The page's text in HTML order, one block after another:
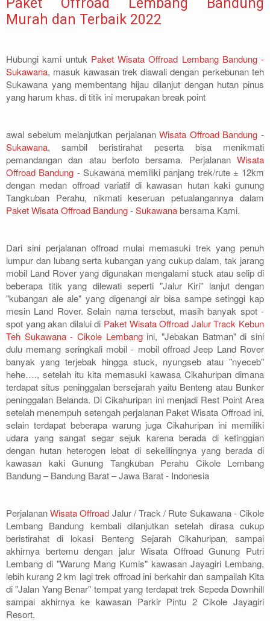
Murah dan Terbaik 2022
Hubungi kami untuk Paket Wisata Offroad Lembang Bandung -
Sukawana, masuk kawasan trek diawali dengan perkebunan teh
Sukawana yang membentang hijau dilanjut dengan hutan pinus
yang harum khas. di titik ini merupakan break point
awal sebelum melanjutkan perjalananWisata Offroad Bandung -
Sukawana, sambil beristirahat peserta bisa menikmati
pemandangan dan atau berfoto bersama. Perjalanan Wisata
Offroad Bandung - Sukawana memiliki panjang trek/rute ± 12km
dengan medan offroad variatif di kawasan hutan kaki gunung
Tangkuban Perahu, nikmati keseruan petualangannya dalam
Paket Wisata Offroad Bandung - Sukawanabersama Kami.
Dari sini perjalanan offroad mulai memasuki trek yang penuh
lumpur dan lubang serta kubangan yang cukup dalam, tak jarang
mobil Land Rover yang digunakan mengalami stuck atau selip di
beberapa titik yang dilewati seperti "Jalur Kiri" lanjut dengan
"kubangan ale ale" yang digenangi air bisa sampe setinggi kap
mesin Land Rover. Selain nama tersebut, masih banyak spot -
spot yang akan dilalui di Paket Wisata Offroad Jalur Track Kebun
Teh Sukawana - Cikole Lembangini, "Jebakan Batman" di sini
dulu memang seringkali mobil - mobil offroad Jeep Land Rover
banyak yang terjebak hingga stuck, nyungseb atau "nyeceb"
hehe…., setelah itu kita memasuki kawasa Cikahuripan dimana
terdapat situs peninggalan bersejarah yaitu Benteng atau Bunker
peninggalan Belanda. Di Cikahuripan ini menjadi Rest Point Area
setelah menempuh setengah perjalanan Paket Wisata Offroad ini,
selain terdapat beberapa warung juga Cikahuripan ini memiliki
udara yang sangat segar sejuk karena berada di ketinggian
dengan hutan heterogen lebat di sekelilingnya yang berada di
kawasan kaki Gunung Tangkuban Perahu Cikole Lembang
Bandung – Bandung Barat – Jawa Barat - Indonesia
PerjalananWisata Offroad Jalur / Track / Rute Sukawana - Cikole
Lembang Bandung kembali dilanjutkan setelah dirasa cukup
beristirahat di lokasi Benteng Sejarah Cikahuripan, sampai
akhirnya bertemu dengan jalur Wisata Offroad Gunung Putri
Lembang di "Warung Mang Kumis" kawasan Jayagiri Lembang,
lebih kurang 2 km lagi trek offroad ini berkahir dan sampailah Kita
di "Jalan Yang Benar" tempat yang terdapat trek Sepeda Downhill
sampai akhirnya ke kawasan Parkir Pintu 2 Cikole Jayagiri
Resort.